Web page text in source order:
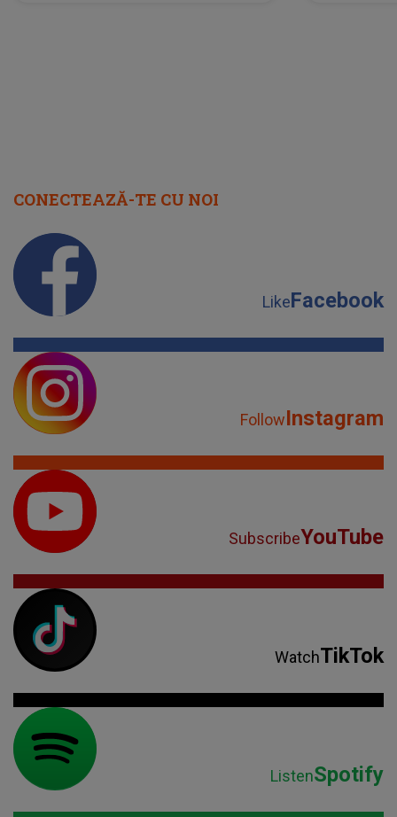
CONECTEAZĂ-TE CU NOI
LikeFacebook
FollowInstagram
SubscribeYouTube
WatchTikTok
ListenSpotify